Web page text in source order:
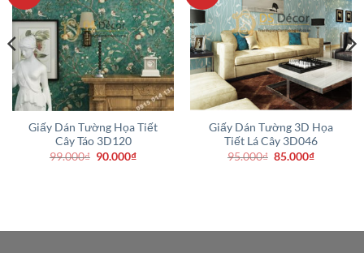
Giấy Dán Tường Họa Tiết
Cây Táo 3D120
99.000₫ Giá
90.000₫Giá
Giấy Dán Tường 3D Họa
Tiết Lá Cây 3D046
95.000₫ Giá
85.000₫Giá